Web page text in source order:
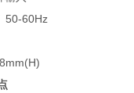
50-60Hz